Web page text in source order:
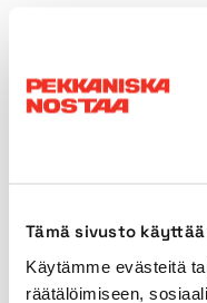
Tämä sivusto
Käytämme evästeitä
räätälöimiseen,
Transport length
Transport height
Power source